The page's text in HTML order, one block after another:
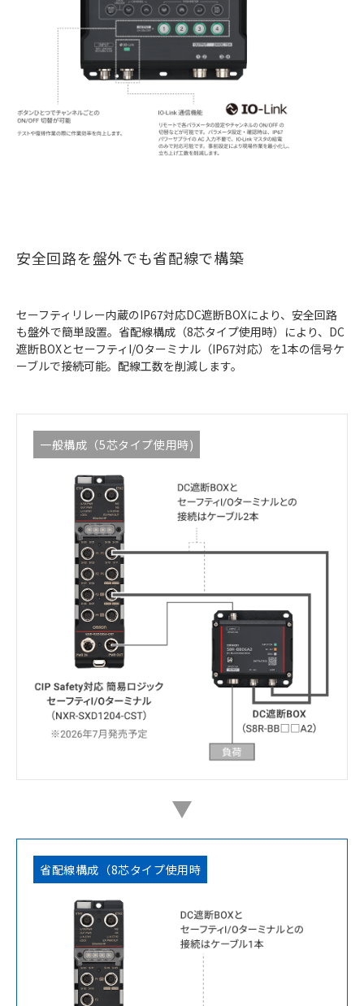
安全回路を盤外でも省配線で構築
セーフティリレー内蔵のIP67対応DC遮断BOXにより、安全回路
も盤外で簡単設置。省配線構成（8芯タイプ使用時）により、DC
遮断BOXとセーフティI/Oターミナル（IP67対応）を1本の信号ケ
ーブルで接続可能。配線工数を削減します。
一般構成（5芯タイプ使用時)
省配線構成（8芯タイプ使用時